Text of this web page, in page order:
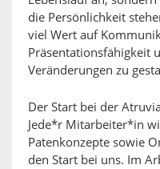
die Persönlichkeit
viel Wert auf
Präsentationsfähigkeit
Veränderungen zu
Der Start bei der
Jede*r Mitarbeiter*in
Patenkonzepte sowie
den Start bei uns. Im